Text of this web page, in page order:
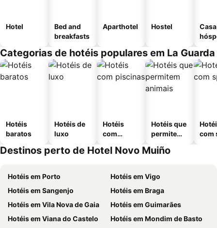
Hotel
Bed and
breakfasts
Aparthotel Hostel
Categorias de hotéis populares em La Guarda
Hotéis
baratos
Hotéis de
luxo
Hotéis
com
Hotéis que
permitem
com
Destinos perto de Hotel Novo Muiño
Hotéis em Porto
Hotéis em Vigo
Hotéis em Sangenjo
Hotéis em Braga
Hotéis em Vila Nova de Gaia
Hotéis em Guimarães
Hotéis em Viana do Castelo
Hotéis em Mondim de Basto